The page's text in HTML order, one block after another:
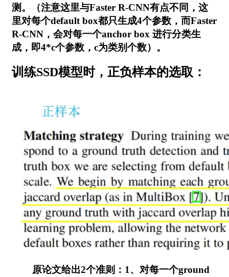
测。（注意这里与Faster R-CNN有点不同，这
里对每个default box都只生成4个参数，而Faster
R-CNN，会对每一个anchor box 进行分类生
成，即4*c个参数，c为类别个数）。
训练SSD模型时，正负样本的选取：
原论文给出2个准则：1、对每一个ground